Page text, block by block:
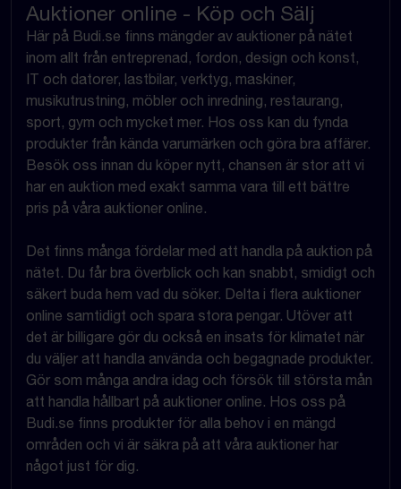
Auktioner online - Köp och Sälj
Här på Budi.se finns mängder av auktioner på nätet
inom allt från entreprenad, fordon, design och konst,
IT och datorer, lastbilar, verktyg, maskiner,
musikutrustning, möbler och inredning, restaurang,
sport, gym och mycket mer. Hos oss kan du fynda
produkter från kända varumärken och göra bra affärer.
Besök oss innan du köper nytt, chansen är stor att vi
har en auktion med exakt samma vara till ett bättre
pris på våra auktioner online.
Det finns många fördelar med att handla på auktion på
nätet. Du får bra överblick och kan snabbt, smidigt och
säkert buda hem vad du söker. Delta i flera auktioner
online samtidigt och spara stora pengar. Utöver att
det är billigare gör du också en insats för klimatet när
du väljer att handla använda och begagnade produkter.
Gör som många andra idag och försök till största mån
att handla hållbart på auktioner online. Hos oss på
Budi.se finns produkter för alla behov i en mängd
områden och vi är säkra på att våra auktioner har
något just för dig.